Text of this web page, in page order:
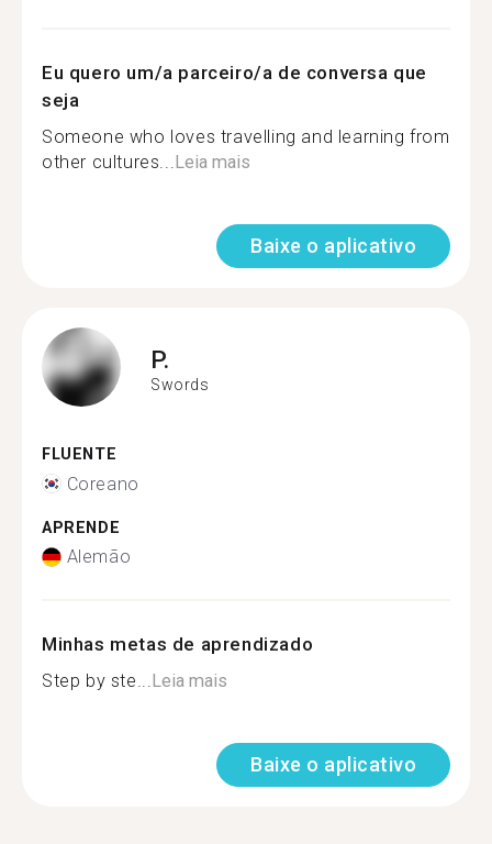
Eu quero um/a parceiro/a de conversa que
seja
Someone who loves travelling and learning from
other cultures...Leia mais
Baixe o aplicativo
P.
Swords
FLUENTE
Coreano
APRENDE
Alemão
Minhas metas de aprendizado
Step by ste...Leia mais
Baixe o aplicativo